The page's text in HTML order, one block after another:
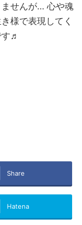
せんが… 心や魂
様で表現してく
す♬
Share
Hatena